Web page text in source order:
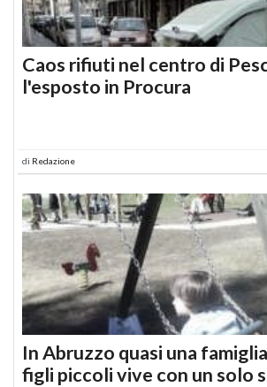
Caos rifiuti nel centro di
l'esposto in Procura
di Redazione
In Abruzzo quasi una
figli piccoli vive con un solo